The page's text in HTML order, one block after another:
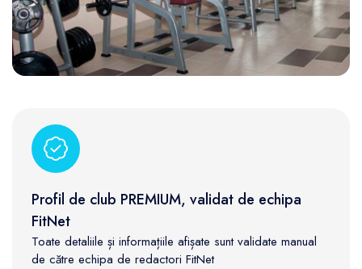
Profil de club PREMIUM, validat de echipa
FitNet
Toate detaliile și informațiile afișate sunt validate manual
de către echipa de redactori FitNet